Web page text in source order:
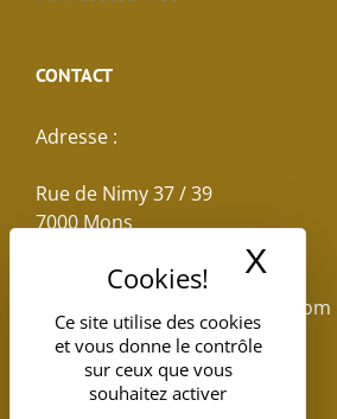
Ce site utilise des cookies
et vous donne le contrôle
sur ceux que vous
souhaitez activer
X
CONTACT
Adresse :
Rue de Nimy 37 / 39
7000 Mons
reservations.losseau@gmail.com
Tel: +32(0)65.398.880